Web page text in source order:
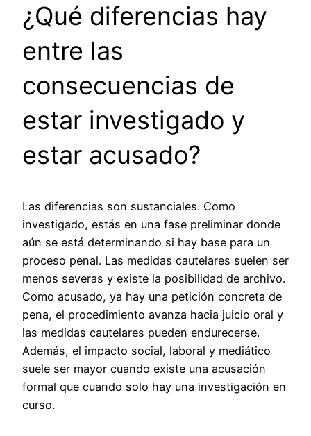
¿Qué diferencias hay
entre las
consecuencias de
estar investigado y
estar acusado?
Las diferencias son sustanciales. Como
investigado, estás en una fase preliminar donde
aún se está determinando si hay base para un
proceso penal. Las medidas cautelares suelen ser
menos severas y existe la posibilidad de archivo.
Como acusado, ya hay una petición concreta de
pena, el procedimiento avanza hacia juicio oral y
las medidas cautelares pueden endurecerse.
Además, el impacto social, laboral y mediático
suele ser mayor cuando existe una acusación
formal que cuando solo hay una investigación en
curso.